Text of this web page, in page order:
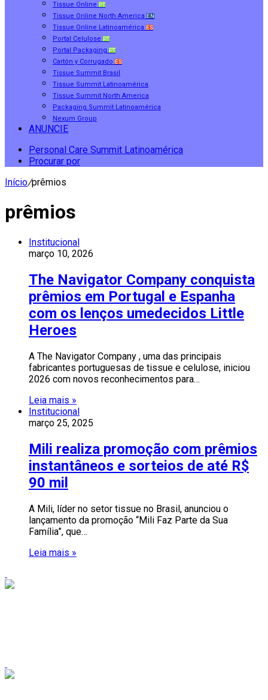
Tissue Online PT
Tissue Online North America EN
Tissue Online Latinoamérica ES
Portal Celulose PT
Portal Packaging PT
Cartón y Corrugado ES
Tissue Summit Brasil
Tissue Summit Latinoamérica
Tissue Summit North America
Packaging Summit Latinoamérica
Nexum Group
ANUNCIE
Personal Care Summit Latinoamérica
Procurar por
Início/prêmios
prêmios
Institucional
março 10, 2026
The Navigator Company conquista
prêmios em Portugal e Espanha
com os lenços umedecidos Little
Heroes
A The Navigator Company , uma das principais
fabricantes portuguesas de tissue e celulose, iniciou
2026 com novos reconhecimentos para…
Leia mais »
Institucional
março 25, 2025
Mili realiza promoção com prêmios
instantâneos e sorteios de até R$
90 mil
A Mili, líder no setor tissue no Brasil, anunciou o
lançamento da promoção “Mili Faz Parte da Sua
Família”, que…
Leia mais »